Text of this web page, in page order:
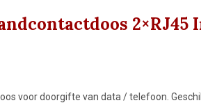
2×RJ45
voor doorgifte van data / telefoon.